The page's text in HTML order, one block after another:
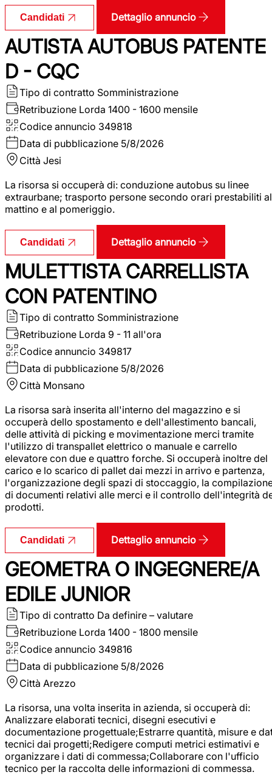
Candidati Dettaglio annuncio
AUTISTA AUTOBUS PATENTE
D - CQC
Tipo di contratto Somministrazione
Retribuzione Lorda 1400 - 1600 mensile
Codice annuncio 349818
Data di pubblicazione 5/8/2026
Città Jesi
La risorsa si occuperà di: conduzione autobus su linee
extraurbane; trasporto persone secondo orari prestabiliti al
mattino e al pomeriggio.
Candidati Dettaglio annuncio
MULETTISTA CARRELLISTA
CON PATENTINO
Tipo di contratto Somministrazione
Retribuzione Lorda 9 - 11 all'ora
Codice annuncio 349817
Data di pubblicazione 5/8/2026
Città Monsano
La risorsa sarà inserita all'interno del magazzino e si
occuperà dello spostamento e dell'allestimento bancali,
delle attività di picking e movimentazione merci tramite
l'utilizzo di transpallet elettrico o manuale e carrello
elevatore con due e quattro forche. Si occuperà inoltre del
carico e lo scarico di pallet dai mezzi in arrivo e partenza,
l'organizzazione degli spazi di stoccaggio, la
di documenti relativi alle merci e il controllo dell'integrità
prodotti.
Candidati Dettaglio annuncio
GEOMETRA O INGEGNERE/A
EDILE JUNIOR
Tipo di contratto Da definire – valutare
Retribuzione Lorda 1400 - 1800 mensile
Codice annuncio 349816
Data di pubblicazione 5/8/2026
Città Arezzo
La risorsa, una volta inserita in azienda, si occuperà di:
Analizzare elaborati tecnici, disegni esecutivi e
documentazione progettuale;Estrarre quantità, misure e
tecnici dai progetti;Redigere computi metrici estimativi e
organizzare i dati di commessa;Collaborare con l'ufficio
tecnico per la raccolta delle informazioni di commessa.